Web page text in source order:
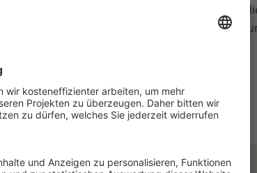
wird. Hierfür appelliert der WWF auch an
Aufgabe der